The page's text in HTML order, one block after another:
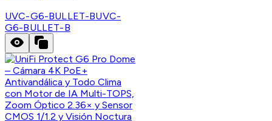
UVC-G6-BULLET-BUVC-
G6-BULLET-B